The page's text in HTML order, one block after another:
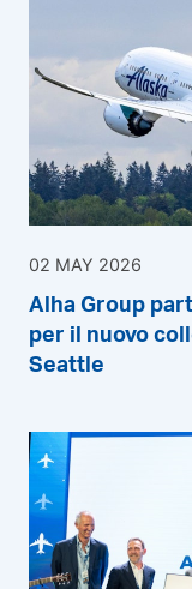
02 MAY 2026
Alha Group
per il nuovo
Seattle